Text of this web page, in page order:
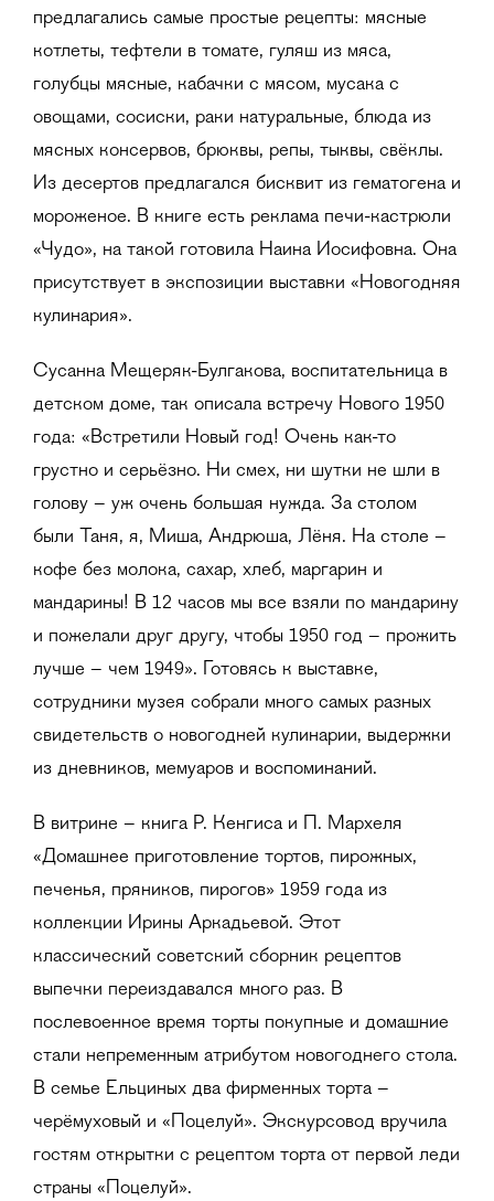
предлагались самые простые рецепты: мясные
котлеты, тефтели в томате, гуляш из мяса,
голубцы мясные, кабачки с мясом, мусака с
овощами, сосиски, раки натуральные, блюда из
мясных консервов, брюквы, репы, тыквы, свёклы.
Из десертов предлагался бисквит из гематогена и
мороженое. В книге есть реклама печи-кастрюли
«Чудо», на такой готовила Наина Иосифовна. Она
присутствует в экспозиции выставки «Новогодняя
кулинария».
Сусанна Мещеряк-Булгакова, воспитательница в
детском доме, так описала встречу Нового 1950
года: «Встретили Новый год! Очень как-то
грустно и серьёзно. Ни смех, ни шутки не шли в
голову – уж очень большая нужда. За столом
были Таня, я, Миша, Андрюша, Лёня. На столе –
кофе без молока, сахар, хлеб, маргарин и
мандарины! В 12 часов мы все взяли по мандарину
и пожелали друг другу, чтобы 1950 год – прожить
лучше – чем 1949». Готовясь к выставке,
сотрудники музея собрали много самых разных
свидетельств о новогодней кулинарии, выдержки
из дневников, мемуаров и воспоминаний.
В витрине – книга Р. Кенгиса и П. Мархеля
«Домашнее приготовление тортов, пирожных,
печенья, пряников, пирогов» 1959 года из
коллекции Ирины Аркадьевой. Этот
классический советский сборник рецептов
выпечки переиздавался много раз. В
послевоенное время торты покупные и домашние
стали непременным атрибутом новогоднего стола.
В семье Ельциных два фирменных торта –
черёмуховый и «Поцелуй». Экскурсовод вручила
гостям открытки с рецептом торта от первой леди
страны «Поцелуй».